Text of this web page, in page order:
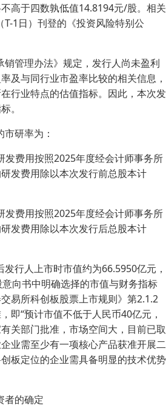
高于四数孰低值14.8194元/股。相关
1日）刊登的《投资风险特别公
销管理办法》规定，发行人尚未盈利
及与同行业市盈率比较的相关信息，
行业特点的估值指标。因此，本次发
。
研率为：
发费用按照2025年度经会计师事务所
发费用除以本次发行前总股本计
发费用按照2025年度经会计师事务所
发费用除以本次发行后总股本计
行人上市时市值约为66.5950亿元，
向书中明确选择的市值与财务指标
易所科创板股票上市规则》第2.1.2
即“预计市值不低于人民币40亿元，
关部门批准，市场空间大，目前已取
业需至少有一项核心产品获准开展二
板定位的企业需具备明显的技术优势
者的确定